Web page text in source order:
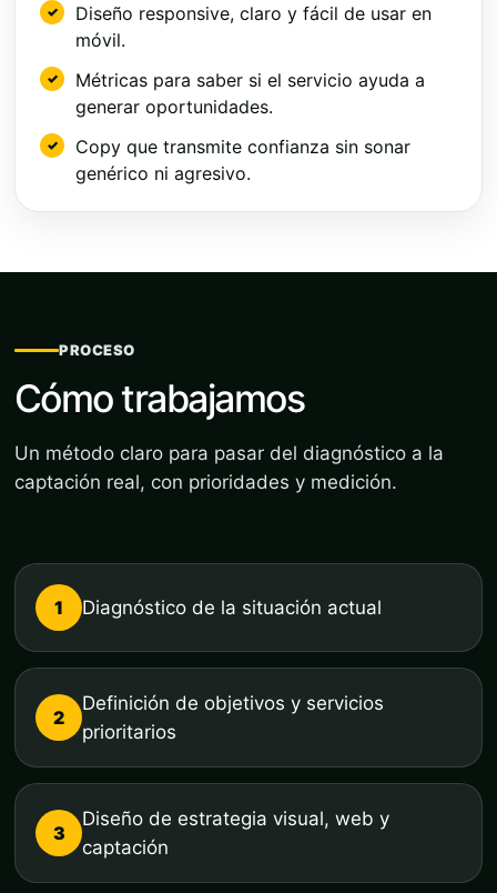
Diseño responsive, claro y fácil de usar en
móvil.
Métricas para saber si el servicio ayuda a
generar oportunidades.
Copy que transmite confianza sin sonar
genérico ni agresivo.
PROCESO
Cómo trabajamos
Un método claro para pasar del diagnóstico a la
captación real, con prioridades y medición.
1 Diagnóstico de la situación actual
2
Definición de objetivos y servicios
prioritarios
3
Diseño de estrategia visual, web y
captación